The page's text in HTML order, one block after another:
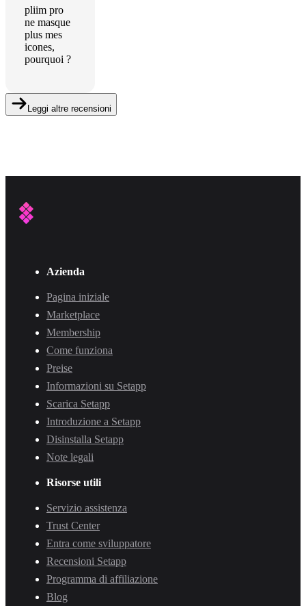
pliim pro
ne masque
plus mes
icones,
pourquoi ?
Leggi altre recensioni
Azienda
Pagina iniziale
Marketplace
Membership
Come funziona
Preise
Informazioni su Setapp
Scarica Setapp
Introduzione a Setapp
Disinstalla Setapp
Note legali
Risorse utili
Servizio assistenza
Trust Center
Entra come sviluppatore
Recensioni Setapp
Programma di affiliazione
Blog